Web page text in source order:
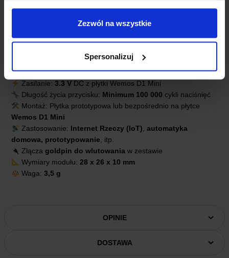
Zezwól na wszystkie
Spersonalizuj
Moduł: Moduł z przyciskiem dlaWemos D1 Mini
Kompatybilność:Wemos D1 Minilub podobne płytki
Przycisk: sterowanie przypisane doportu D3
Zasilanie: 3.3 VDC z płytki Wemos D1 Mini
Długość życia przycisku: Minimum 100 000 cykli naciśnięć
Montaż: Płytka prototypowa lub bezpośrednio na płytce
Wemos D1 Mini
Zastosowanie: Internet Rzeczy (IoT), automatyka
domowa, prototypowanie, itp.
Złącza goldpin do wlutowaniaw zestawie
Wymiary modułu: 28 x 26 x 10 mm
Waga: 3,5 g
OPINIE
DOSTAWA